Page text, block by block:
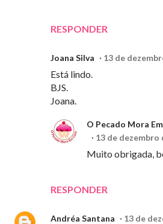
RESPONDER
Joana Silva 13 de
Está lindo.
BJS.
Joana.
RESPONDER
O Pecado Mora
13 de dezembro
Muito obrigada,
Andréa Santana 13 de